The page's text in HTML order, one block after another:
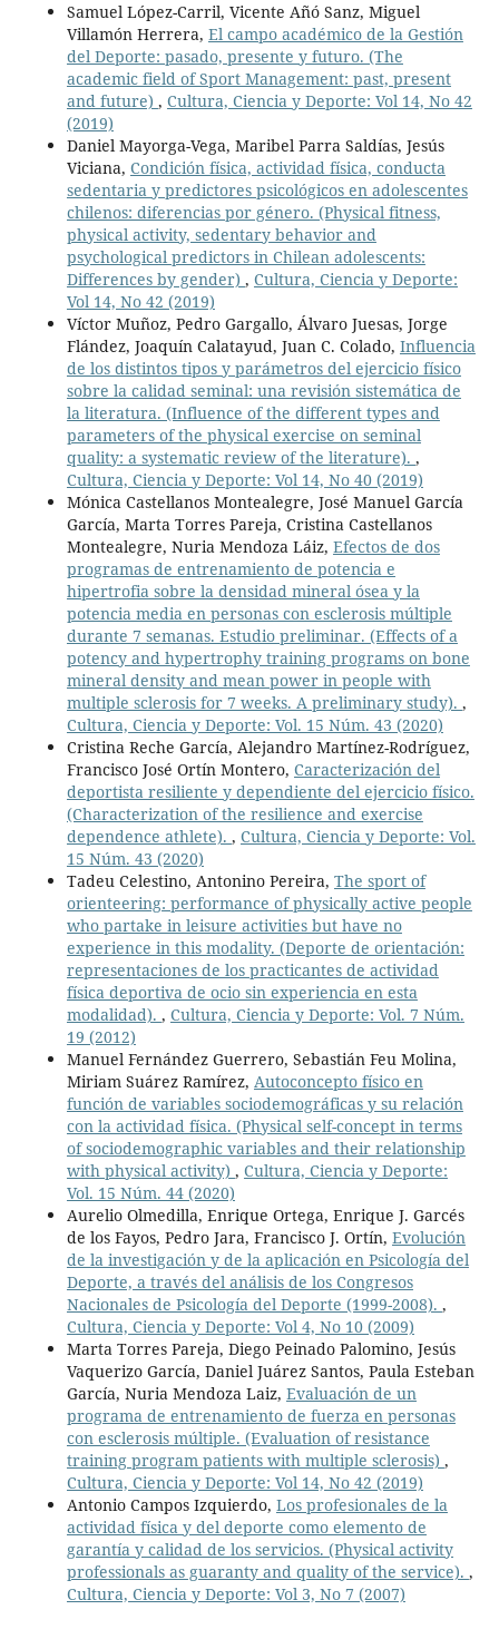
Samuel López-Carril, Vicente Añó Sanz, Miguel
Villamón Herrera, El campo académico de la Gestión
del Deporte: pasado, presente y futuro. (The
academic field of Sport Management: past, present
and future) , Cultura, Ciencia y Deporte: Vol 14, No 42
(2019)
Daniel Mayorga-Vega, Maribel Parra Saldías, Jesús
Viciana, Condición física, actividad física, conducta
sedentaria y predictores psicológicos en adolescentes
chilenos: diferencias por género. (Physical fitness,
physical activity, sedentary behavior and
psychological predictors in Chilean adolescents:
Differences by gender) , Cultura, Ciencia y Deporte:
Vol 14, No 42 (2019)
Víctor Muñoz, Pedro Gargallo, Álvaro Juesas, Jorge
Flández, Joaquín Calatayud, Juan C. Colado, Influencia
de los distintos tipos y parámetros del ejercicio físico
sobre la calidad seminal: una revisión sistemática de
la literatura. (Influence of the different types and
parameters of the physical exercise on seminal
quality: a systematic review of the literature). ,
Cultura, Ciencia y Deporte: Vol 14, No 40 (2019)
Mónica Castellanos Montealegre, José Manuel García
García, Marta Torres Pareja, Cristina Castellanos
Montealegre, Nuria Mendoza Láiz, Efectos de dos
programas de entrenamiento de potencia e
hipertrofia sobre la densidad mineral ósea y la
potencia media en personas con esclerosis múltiple
durante 7 semanas. Estudio preliminar. (Effects of a
potency and hypertrophy training programs on bone
mineral density and mean power in people with
multiple sclerosis for 7 weeks. A preliminary study). ,
Cultura, Ciencia y Deporte: Vol. 15 Núm. 43 (2020)
Cristina Reche García, Alejandro Martínez-Rodríguez,
Francisco José Ortín Montero, Caracterización del
deportista resiliente y dependiente del ejercicio físico.
(Characterization of the resilience and exercise
dependence athlete). , Cultura, Ciencia y Deporte: Vol.
15 Núm. 43 (2020)
Tadeu Celestino, Antonino Pereira, The sport of
orienteering: performance of physically active people
who partake in leisure activities but have no
experience in this modality. (Deporte de orientación:
representaciones de los practicantes de actividad
física deportiva de ocio sin experiencia en esta
modalidad). , Cultura, Ciencia y Deporte: Vol. 7 Núm.
19 (2012)
Manuel Fernández Guerrero, Sebastián Feu Molina,
Miriam Suárez Ramírez, Autoconcepto físico en
función de variables sociodemográficas y su relación
con la actividad física. (Physical self-concept in terms
of sociodemographic variables and their relationship
with physical activity) , Cultura, Ciencia y Deporte:
Vol. 15 Núm. 44 (2020)
Aurelio Olmedilla, Enrique Ortega, Enrique J. Garcés
de los Fayos, Pedro Jara, Francisco J. Ortín, Evolución
de la investigación y de la aplicación en Psicología del
Deporte, a través del análisis de los Congresos
Nacionales de Psicología del Deporte (1999-2008). ,
Cultura, Ciencia y Deporte: Vol 4, No 10 (2009)
Marta Torres Pareja, Diego Peinado Palomino, Jesús
Vaquerizo García, Daniel Juárez Santos, Paula Esteban
García, Nuria Mendoza Laiz, Evaluación de un
programa de entrenamiento de fuerza en personas
con esclerosis múltiple. (Evaluation of resistance
training program patients with multiple sclerosis) ,
Cultura, Ciencia y Deporte: Vol 14, No 42 (2019)
Antonio Campos Izquierdo, Los profesionales de la
actividad física y del deporte como elemento de
garantía y calidad de los servicios. (Physical activity
professionals as guaranty and quality of the service). ,
Cultura, Ciencia y Deporte: Vol 3, No 7 (2007)